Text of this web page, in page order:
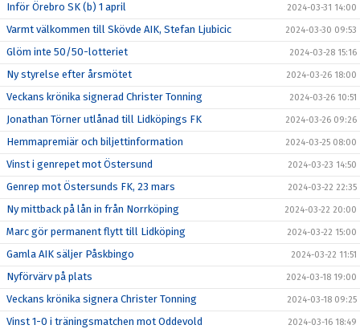
Inför Örebro SK (b) 1 april 2024-03-31 14:00
Varmt välkommen till Skövde AIK, Stefan Ljubicic 2024-03-30 09:53
Glöm inte 50/50-lotteriet 2024-03-28 15:16
Ny styrelse efter årsmötet 2024-03-26 18:00
Veckans krönika signerad Christer Tonning 2024-03-26 10:51
Jonathan Törner utlånad till Lidköpings FK 2024-03-26 09:26
Hemmapremiär och biljettinformation 2024-03-25 08:00
Vinst i genrepet mot Östersund 2024-03-23 14:50
Genrep mot Östersunds FK, 23 mars 2024-03-22 22:35
Ny mittback på lån in från Norrköping 2024-03-22 20:00
Marc gör permanent flytt till Lidköping 2024-03-22 15:00
Gamla AIK säljer Påskbingo 2024-03-22 11:51
Nyförvärv på plats 2024-03-18 19:00
Veckans krönika signera Christer Tonning 2024-03-18 09:25
Vinst 1-0 i träningsmatchen mot Oddevold 2024-03-16 18:49